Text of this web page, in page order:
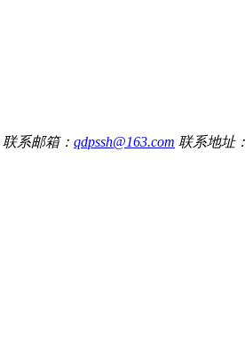
联系邮箱： qdpssh@163.com 联系地址